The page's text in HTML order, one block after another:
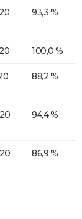
93,3 %
100,0 %
88,2 %
94,4 %
86,9 %